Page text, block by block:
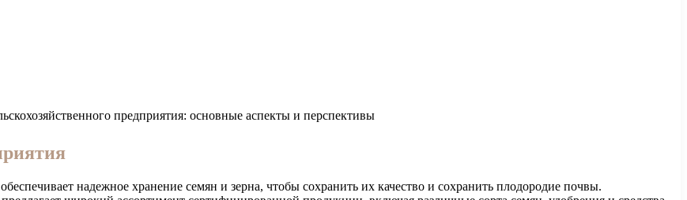
надежное хранение семян и зерна, чтобы сохранить их качество и сохранить плодородие почвы.